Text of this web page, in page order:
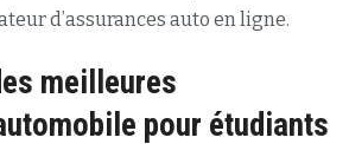
d’assurances auto en ligne.
meilleures
pour étudiants